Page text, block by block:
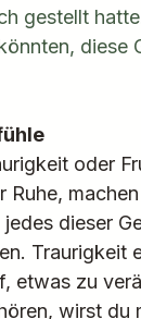
gestellt
diese
oder
Ruhe,
dieser
Traurigkeit
etwas zu
wirst